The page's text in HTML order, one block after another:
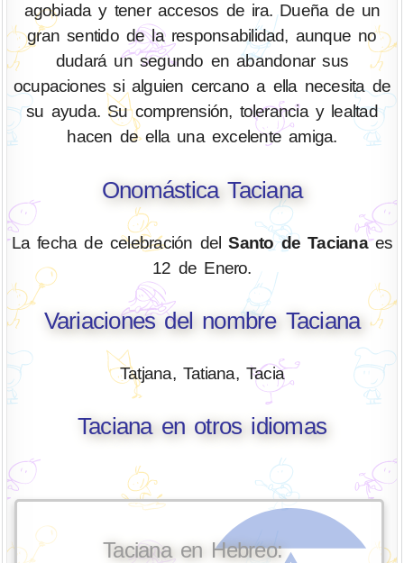
agobiada y tener accesos de ira. Dueña de un
gran sentido de la responsabilidad, aunque no
dudará un segundo en abandonar sus
ocupaciones si alguien cercano a ella necesita de
su ayuda. Su comprensión, tolerancia y lealtad
hacen de ella una excelente amiga.
Onomástica Taciana
La fecha de celebración delSanto de Tacianaes
12 de Enero.
Variaciones del nombre Taciana
Tatjana, Tatiana, Tacia
Taciana en otros idiomas
Taciana en Hebreo: